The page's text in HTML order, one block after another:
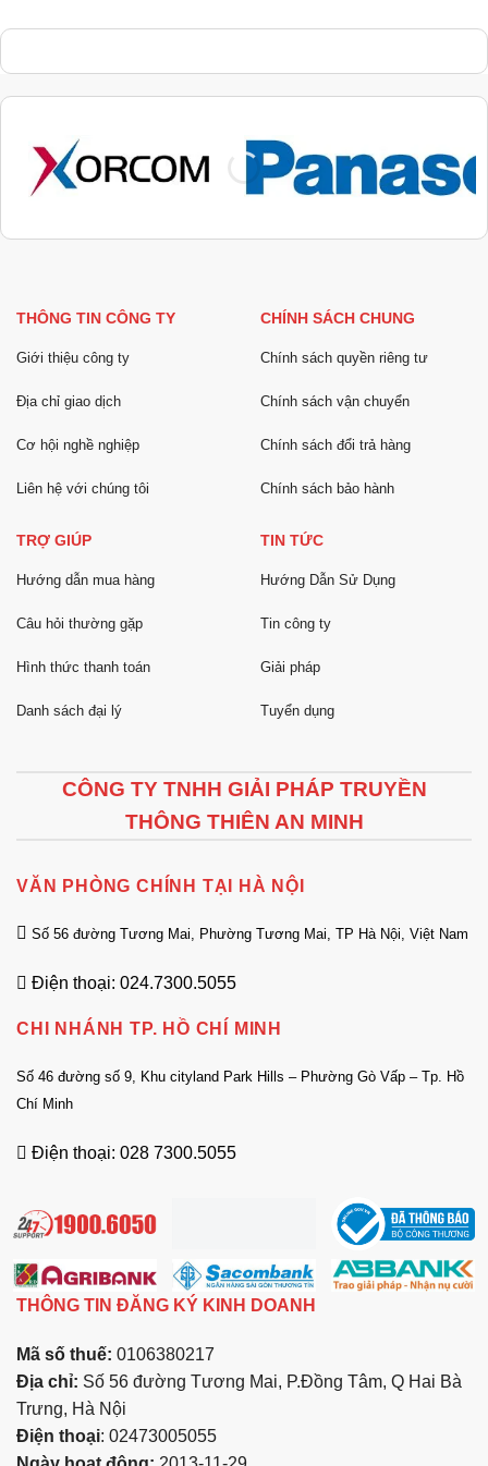
THÔNG TIN CÔNG TY
Giới thiệu công ty
Địa chỉ giao dịch
Cơ hội nghề nghiệp
Liên hệ với chúng tôi
CHÍNH SÁCH CHUNG
Chính sách quyền riêng tư
Chính sách vận chuyển
Chính sách đổi trả hàng
Chính sách bảo hành
TRỢ GIÚP
Hướng dẫn mua hàng
Câu hỏi thường gặp
Hình thức thanh toán
Danh sách đại lý
TIN TỨC
Hướng Dẫn Sử Dụng
Tin công ty
Giải pháp
Tuyển dụng
CÔNG TY TNHH GIẢI PHÁP TRUYỀN
THÔNG THIÊN AN MINH
VĂN PHÒNG CHÍNH TẠI HÀ NỘI
Số 56 đường Tương Mai, Phường Tương Mai, TP Hà Nội, Việt Nam
Điện thoại: 024.7300.5055
CHI NHÁNH TP. HỒ CHÍ MINH
Số 46 đường số 9, Khu cityland Park Hills – Phường Gò Vấp – Tp. Hồ
Chí Minh
Điện thoại: 028 7300.5055
THÔNG TIN ĐĂNG KÝ KINH DOANH
Mã số thuế: 0106380217
Địa chỉ: Số 56 đường Tương Mai, P.Đồng Tâm, Q Hai Bà
Trưng, Hà Nội
Điện thoại: 02473005055